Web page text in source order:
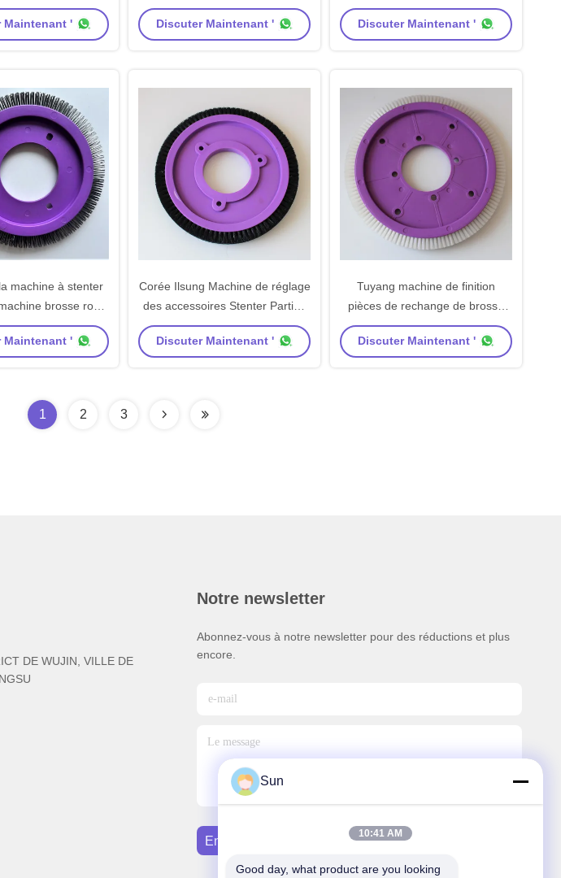
Maintenant ' Discuter Maintenant '
de brosse Noir Matériau de
brosses Rouge Corps en nylon
Discuter Maintenant '
machine à stenter
brosse roue
violet en acier
cheveux
Maintenant '
Corée Ilsung Machine de réglage
des accessoires Stenter Parties
de la machine brosse roue corps
en plastique apporter brosses
Discuter Maintenant '
Tuyang machine de finition
pièces de rechange de brosse
roue stenter machine pièces de
rechange brosses cheveux de
Discuter Maintenant '
1 2 3
DE WUJIN, VILLE DE
Notre newsletter
Abonnez-vous à notre newsletter pour des réductions et plus
encore.
Envoyer Un E-Mail
Sun
10:41 AM
Good day, what product are you looking